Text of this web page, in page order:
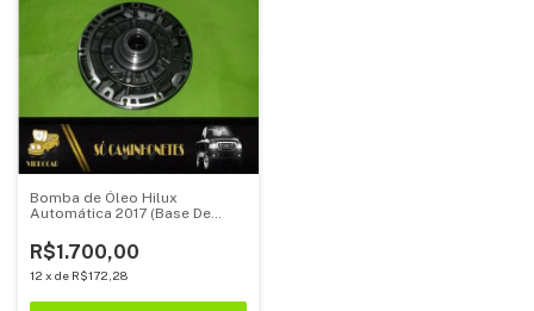
Bomba de Óleo Hilux
Automática 2017 (Base De
R$1.700,00
12 x de R$172,28